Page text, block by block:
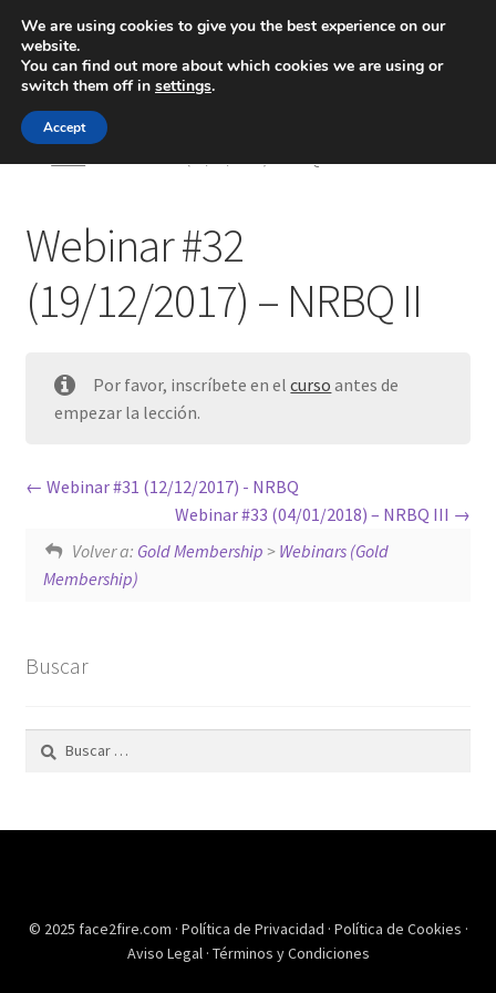
Inicio
Ingeniería
Contacto
Webinar #32
(19/12/2017) – NRBQ II
Por favor, inscríbete en elcurso antes de
empezar la lección.
Webinar #31 (12/12/2017) - NRBQ
Webinar #33 (04/01/2018) – NRBQ III
Volver a: Gold Membership > Webinars (Gold
Membership)
Buscar
Buscar:
© 2025 face2fire.com · Política de Privacidad · Política de Cookies ·
Aviso Legal · Términos y Condiciones
We are using cookies to give you the best experience on our
website.
You can find out more about which cookies we are using or
switch them off in settings.
Accept